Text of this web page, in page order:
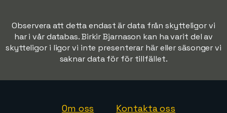
Observera att detta endast är data från skytteligor vi
har i vår databas. Birkir Bjarnason kan ha varit del av
skytteligor i ligor vi inte presenterar här eller säsonger vi
saknar data för för tillfället.
Om oss Kontakta oss